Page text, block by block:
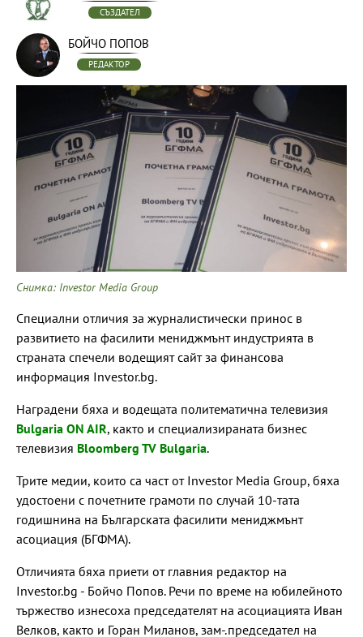
СЪЗДАТЕЛ
БОЙЧО ПОПОВ
РЕДАКТОР
Снимка: Investor Media Group
Специални отличия за журналистически принос в
развитието на фасилити мениджмънт индустрията в
страната спечели водещият сайт за финансова
информация Investor.bg.
Наградени бяха и водещата политематична телевизия
Bulgaria ON AIR, както и специализираната бизнес
телевизия Bloomberg TV Bulgaria.
Трите медии, които са част от Investor Media Group, бяха
удостоени с почетните грамоти по случай 10-тата
годишнина на Българската фасилити мениджмънт
асоциация (БГФМА).
Отличията бяха приети от главния редактор на
Investor.bg - Бойчо Попов. Речи по време на юбилейното
тържество изнесоха председателят на асоциацията Иван
Велков, както и Горан Миланов, зам-.председател на